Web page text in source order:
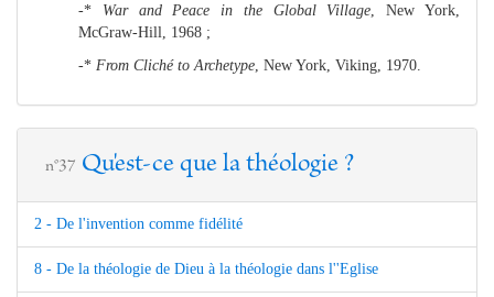
-* War and Peace in the Global Village , New York,
McGraw-Hill, 1968 ;
-* From Cliché to Archetype , New York, Viking, 1970.
n°37 Qu'est-ce que la théologie ?
2 - De l'invention comme fidélité
8 - De la théologie de Dieu à la théologie dans l''Eglise